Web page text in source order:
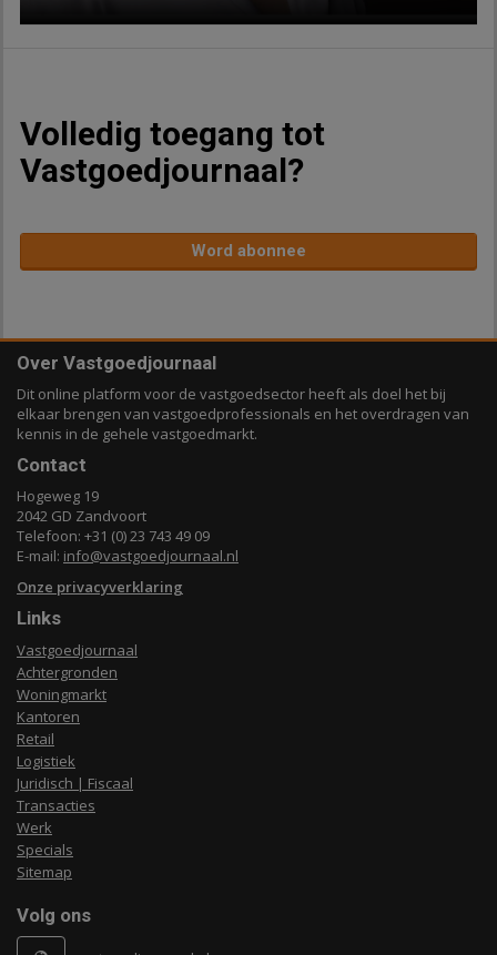
Volledig toegang tot
Vastgoedjournaal?
Word abonnee
Over Vastgoedjournaal
Dit online platform voor de vastgoedsector heeft als doel het bij
elkaar brengen van vastgoedprofessionals en het overdragen van
kennis in de gehele vastgoedmarkt.
Contact
Hogeweg 19
2042 GD Zandvoort
Telefoon: +31 (0) 23 743 49 09
E-mail: info@vastgoedjournaal.nl
Onze privacyverklaring
Links
Vastgoedjournaal
Achtergronden
Woningmarkt
Kantoren
Retail
Logistiek
Juridisch | Fiscaal
Transacties
Werk
Specials
Sitemap
Volg ons